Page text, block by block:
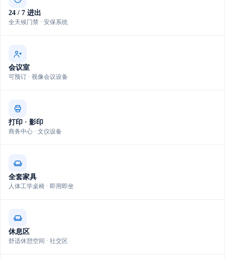
24 / 7 进出
全天候门禁 · 安保系统
会议室
可预订 · 视像会议设备
打印 · 影印
商务中心 · 文仪设备
全套家具
人体工学桌椅 · 即用即坐
休息区
舒适休憩空间 · 社交区